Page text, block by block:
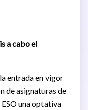
a cabo el
entrada en vigor
de asignaturas de
una optativa